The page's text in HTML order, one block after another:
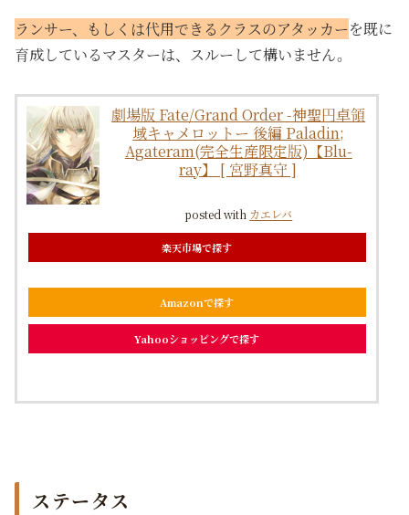
ランサー、もしくは代用できるクラスのアタッカーを既に
育成しているマスターは、スルーして構いません。
劇場版 Fate/Grand Order -神聖円卓領
域キャメロットー 後編 Paladin;
Agateram(完全生産限定版)【Blu-
ray】 [ 宮野真守 ]
posted with カエレバ
楽天市場で探す
Amazonで探す
Yahooショッピングで探す
ステータス